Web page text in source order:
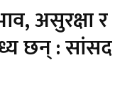
असुरक्षा र
छन् : सांसद